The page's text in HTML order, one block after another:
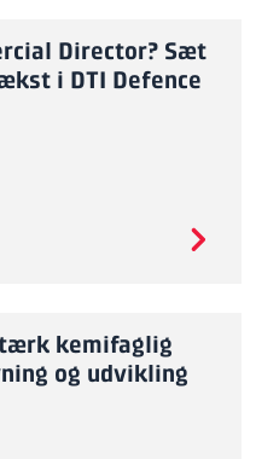
Director? Sæt
i DTI Defence
kemifaglig
og udvikling